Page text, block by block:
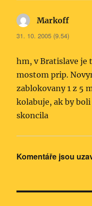
Markoffnapsal:
31. 10. 2005 (9.54)
hm, v Bratislave je
mostom prip.
zablokovany 1 z 5
kolabuje, ak by
skoncila
Komentáře jsou